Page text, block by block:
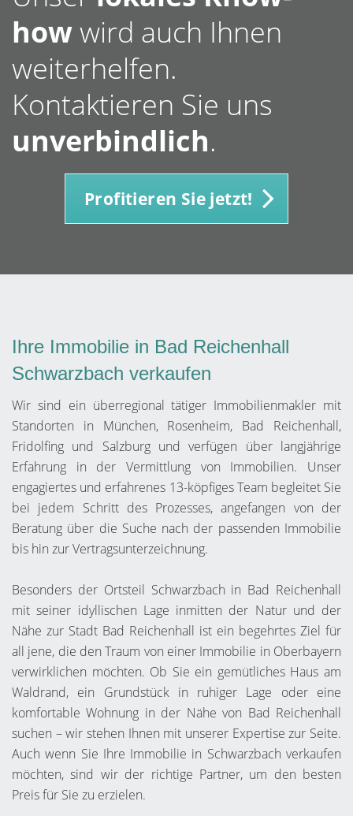
howwird auch Ihnen
weiterhelfen.
Kontaktieren Sie uns
unverbindlich.
Profitieren Sie jetzt!
Ihre Immobilie in Bad Reichenhall
Schwarzbach verkaufen
Wir sind ein überregional tätiger Immobilienmakler mit
Standorten in München, Rosenheim, Bad Reichenhall,
Fridolfing und Salzburg und verfügen über langjährige
Erfahrung in der Vermittlung von Immobilien. Unser
engagiertes und erfahrenes 13-köpfiges Team begleitet Sie
bei jedem Schritt des Prozesses, angefangen von der
Beratung über die Suche nach der passenden Immobilie
bis hin zur Vertragsunterzeichnung.
Besonders der Ortsteil Schwarzbach in Bad Reichenhall
mit seiner idyllischen Lage inmitten der Natur und der
Nähe zur Stadt Bad Reichenhall ist ein begehrtes Ziel für
all jene, die den Traum von einer Immobilie in Oberbayern
verwirklichen möchten. Ob Sie ein gemütliches Haus am
Waldrand, ein Grundstück in ruhiger Lage oder eine
komfortable Wohnung in der Nähe von Bad Reichenhall
suchen – wir stehen Ihnen mit unserer Expertise zur Seite.
Auch wenn Sie Ihre Immobilie in Schwarzbach verkaufen
möchten, sind wir der richtige Partner, um den besten
Preis für Sie zu erzielen.